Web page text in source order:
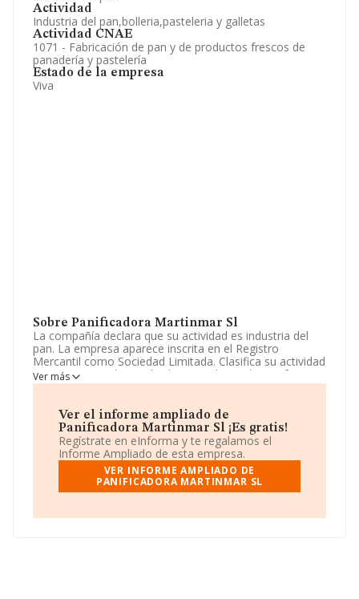
Actividad
Industria del pan,bolleria,pasteleria y galletas
Actividad CNAE
1071 - Fabricación de pan y de productos frescos de
panadería y pastelería
Estado de la empresa
Viva
Sobre Panificadora Martinmar Sl
La compañía declara que su actividad es industria del
pan. La empresa aparece inscrita en el Registro
Mercantil como Sociedad Limitada. Clasifica su actividad
CNAE como 'Fabricación de pan y de productos frescos
de panadería y pastelería', código 1071. La compañía no
Ha habido un incremento en cuanto al número de
empleados y teniendo en cuenta la información
disponible en INFORMA, ha dispuesto de un número de
empleados por encima de la media de sector.
Para llamar las oficinas se puede hacer a través del
grupomartinmar@grupomartinmar.e.telefonica.net. La
Ver más
Ver el informe ampliado de
Panificadora Martinmar Sl ¡Es gratis!
Regístrate en eInforma y te regalamos el
Informe Ampliado de esta empresa.
VER INFORME AMPLIADO DE
PANIFICADORA MARTINMAR SL